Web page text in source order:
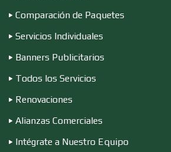
Construcciones en General
Contadores
Control de Plagas
Conversiones Automotrices
Comparación de Paquetes
Servicios Individuales
Banners Publicitarios
Todos los Servicios
Renovaciones
Alianzas Comerciales
Intégrate a Nuestro Equipo